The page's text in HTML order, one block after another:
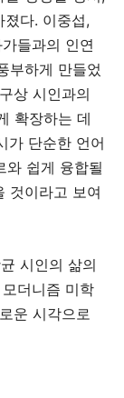
다. 이중섭,
들과의 인연
부하게 만들었
상 시인과의
확장하는 데
가 단순한 언어
와 쉽게 융합될
것이라고 보여
시인의 삶의
더니즘 미학
운 시각으로